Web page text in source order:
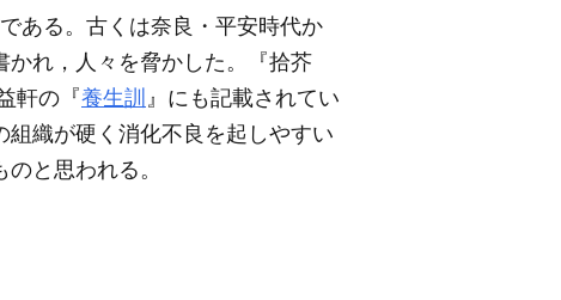
ある。古くは奈良・平安時代か
かれ，人々を脅かした。『拾芥
軒の『養生訓 』にも記載されてい
織が硬く消化不良を起しやすい
と思われる。